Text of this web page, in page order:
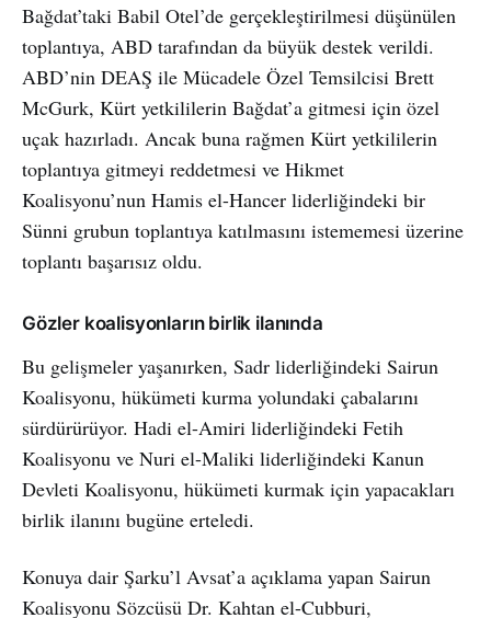
Bağdat’taki Babil Otel’de gerçekleştirilmesi düşünülen
toplantıya, ABD tarafından da büyük destek verildi.
ABD’nin DEAŞ ile Mücadele Özel Temsilcisi Brett
McGurk, Kürt yetkililerin Bağdat’a gitmesi için özel
uçak hazırladı. Ancak buna rağmen Kürt yetkililerin
toplantıya gitmeyi reddetmesi ve Hikmet
Koalisyonu’nun Hamis el-Hancer liderliğindeki bir
Sünni grubun toplantıya katılmasını istememesi üzerine
toplantı başarısız oldu.
Gözler koalisyonların birlik ilanında
Bu gelişmeler yaşanırken, Sadr liderliğindeki Sairun
Koalisyonu, hükümeti kurma yolundaki çabalarını
sürdürürüyor. Hadi el-Amiri liderliğindeki Fetih
Koalisyonu ve Nuri el-Maliki liderliğindeki Kanun
Devleti Koalisyonu, hükümeti kurmak için yapacakları
birlik ilanını bugüne erteledi.
Konuya dair Şarku’l Avsat’a açıklama yapan Sairun
Koalisyonu Sözcüsü Dr. Kahtan el-Cubburi,